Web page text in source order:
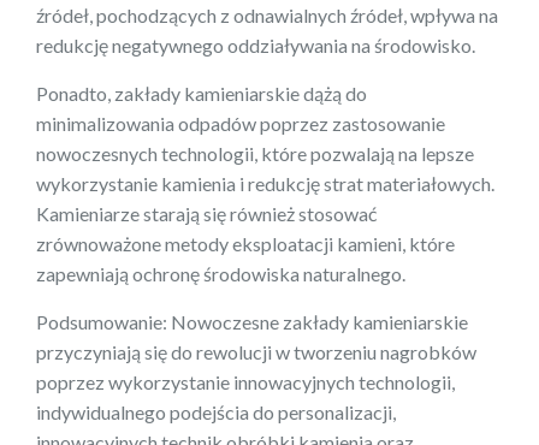
źródeł, pochodzących z odnawialnych źródeł, wpływa na
redukcję negatywnego oddziaływania na środowisko.
Ponadto, zakłady kamieniarskie dążą do
minimalizowania odpadów poprzez zastosowanie
nowoczesnych technologii, które pozwalają na lepsze
wykorzystanie kamienia i redukcję strat materiałowych.
Kamieniarze starają się również stosować
zrównoważone metody eksploatacji kamieni, które
zapewniają ochronę środowiska naturalnego.
Podsumowanie: Nowoczesne zakłady kamieniarskie
przyczyniają się do rewolucji w tworzeniu nagrobków
poprzez wykorzystanie innowacyjnych technologii,
indywidualnego podejścia do personalizacji,